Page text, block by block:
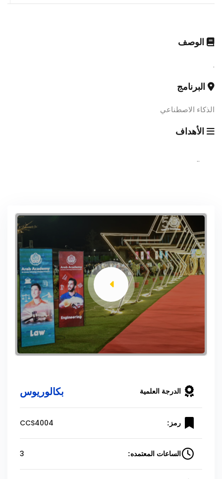
الوصف
.
البرنامج
الذكاء الاصطناعي
الأهداف
..
الدرجة العلمية بكالوريوس
رمز: CCS4004
الساعات المعتمده: 3